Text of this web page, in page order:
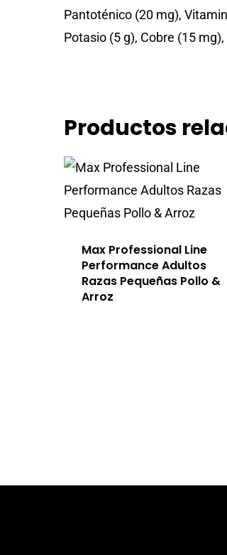
Pantoténico (20 mg),
Potasio (5 g), Cobre (15
Productos
Max Professional Line
Performance Adultos
Razas Pequeñas Pollo &
Arroz